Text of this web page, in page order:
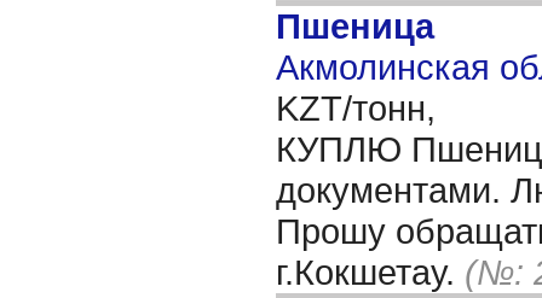
Пшеница
Акмолинская
KZT/тонн,
КУПЛЮ
документами.
Прошу
г.Кокшетау. (№: